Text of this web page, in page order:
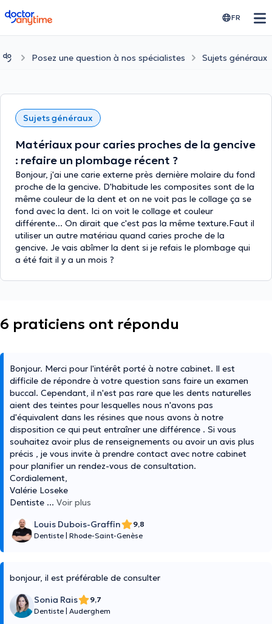
doctoranytime FR
Posez une question à nos spécialistes Sujets généraux
Sujets généraux
Matériaux pour caries proches de la gencive
: refaire un plombage récent ?
Bonjour, j'ai une carie externe près dernière molaire du fond
proche de la gencive. D'habitude les composites sont de la
même couleur de la dent et on ne voit pas le collage ça se
fond avec la dent. Ici on voit le collage et couleur
différente... On dirait que c'est pas la même texture.Faut il
utiliser un autre matériau quand caries proche de la
gencive. Je vais abîmer la dent si je refais le plombage qui
a été fait il y a un mois ?
6 praticiens ont répondu
Bonjour. Merci pour l'intérêt porté à notre cabinet. Il est
difficile de répondre à votre question sans faire un examen
buccal. Cependant, il n'est pas rare que les dents naturelles
aient des teintes pour lesquelles nous n'avons pas
d'équivalent dans les résines que nous avons à notre
disposition ce qui peut entraîner une différence . Si vous
souhaitez avoir plus de renseignements ou avoir un avis plus
précis , je vous invite à prendre contact avec notre cabinet
pour planifier un rendez-vous de consultation.
Cordialement,
Valérie Loseke
Dentiste ... Voir plus
Louis Dubois-Graffin
9,8
Dentiste Rhode-Saint-Genèse
bonjour, il est préférable de consulter
Sonia Rais
9,7
Dentiste Auderghem